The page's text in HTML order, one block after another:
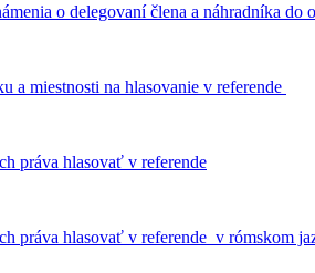
o delegovaní člena a náhradníka
a miestnosti na hlasovanie v referende
práva hlasovať v referende
práva hlasovať v referende v rómskom